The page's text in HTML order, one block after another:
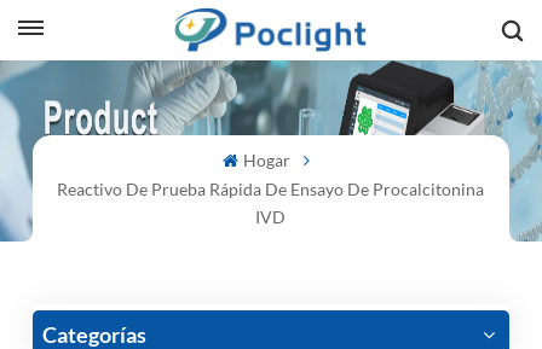
Hogar
Reactivo De Prueba Rápida De Ensayo De Procalcitonina
IVD
Categorías